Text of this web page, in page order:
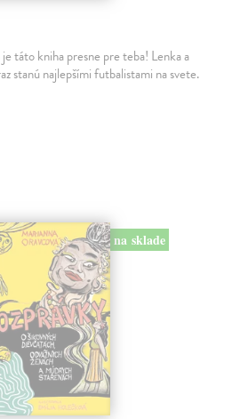
táto kniha presne pre teba! Lenka a
stanú najlepšími futbalistami na svete.
na sklade